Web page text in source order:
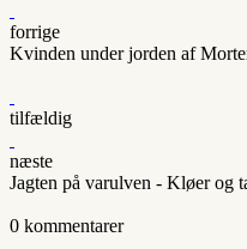
forrige
Kvinden under jorden af
tilfældig
næste
Jagten på varulven - Kløer og
0 kommentarer